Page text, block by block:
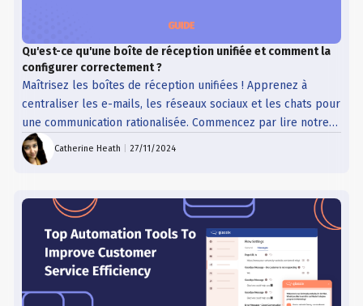
Qu'est-ce qu'une boîte de réception unifiée et comment la
configurer correctement ?
Maîtrisez les boîtes de réception unifiées ! Apprenez à
centraliser les e-mails, les réseaux sociaux et les chats pour
une communication rationalisée. Commencez par lire notre
blog dès aujourd'hui !
Catherine Heath |27/11/2024